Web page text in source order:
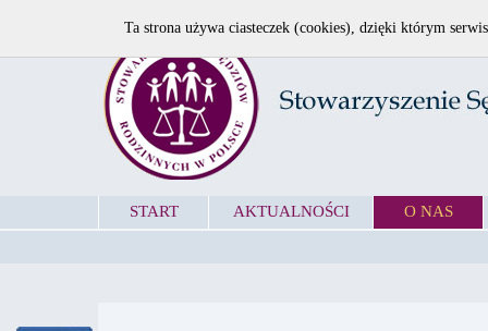
START AKTUALNOŚCI O NAS
Ta strona używa ciasteczek (cookies), dzięki którym